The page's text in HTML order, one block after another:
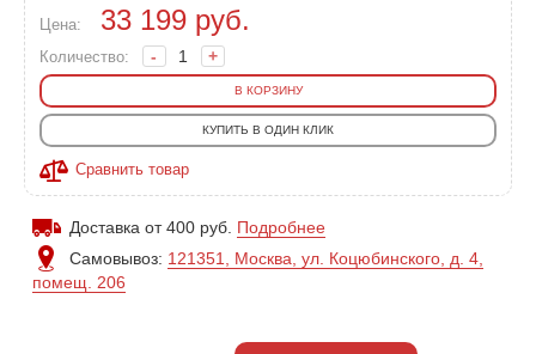
Цена: 33 199руб.
Количество: - +
В КОРЗИНУ
КУПИТЬ В ОДИН КЛИК
Сравнить товар
Доставка от 400 руб. Подробнее
Самовывоз: 121351, Москва, ул. Коцюбинского, д. 4,
помещ. 206